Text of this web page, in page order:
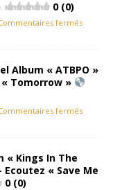
0 (0)
fermés
Album « ATBPO »
Tomorrow »
fermés
« Kings In The
« Save Me
0 (0)